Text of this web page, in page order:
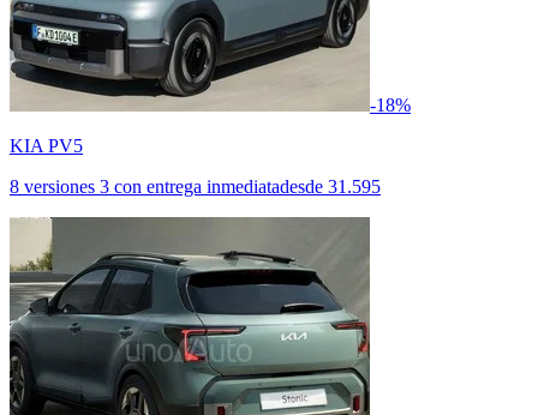
-18%
KIA PV5
8 versiones 3 con entrega inmediatadesde 31.595